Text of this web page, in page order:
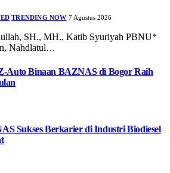
TRENDING NOW 7 Agustus 2026
SH., MH., Katib Syuriyah PBNU*
Nahdlatul…
Auto Binaan BAZNAS di Bogor Raih
Sukses Berkarier di Industri Biodiesel